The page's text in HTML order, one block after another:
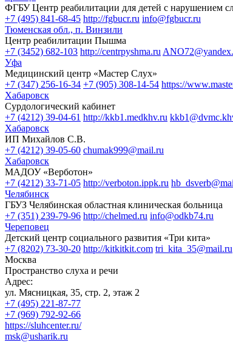
ФГБУ Центр реабилитации для детей с нарушением
+7 (495) 841-68-45 http://fgbucr.ru info@fgbucr.ru
Тюменская обл., п. Винзили
Центр реабилитации Пышма
+7 (3452) 682-103 http://centrpyshma.ru
Уфа
Медицинский центр «Мастер Слух»
+7 (347) 256-16-34 +7 (905) 308-14-54 https://
Хабаровск
Сурдологический кабинет
+7 (4212) 39-04-61 http://kkb1.medkhv.ru
Хабаровск
ИП Михайлов С.В.
+7 (4212) 39-05-60 chumak999@mail.ru
Хабаровск
МАДОУ «Верботон»
+7 (4212) 33-71-05 http://verboton.ippk.ru
Челябинск
ГБУЗ Челябинская областная клиническая больница
+7 (351) 239-79-96 http://chelmed.ru info@odkb74.ru
Череповец
Детский центр социального развития «Три кита»
+7 (8202) 73-30-20 http://kitkitkit.com tri_kita_35@mail.ru
Москва
Пространство слуха и речи
Адрес:
ул. Мясницкая, 35, стр. 2, этаж 2
+7 (495) 221-87-77
+7 (969) 792-92-66
https://sluhcenter.ru/
msk@usharik.ru